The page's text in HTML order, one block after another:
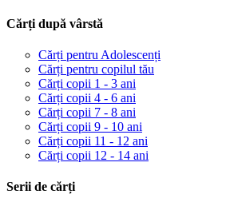
Cărți după vârstă
Cărți pentru Adolescenți
Cărți pentru copilul tău
Cărți copii 1 - 3 ani
Cărți copii 4 - 6 ani
Cărți copii 7 - 8 ani
Cărți copii 9 - 10 ani
Cărți copii 11 - 12 ani
Cărți copii 12 - 14 ani
Serii de cărți